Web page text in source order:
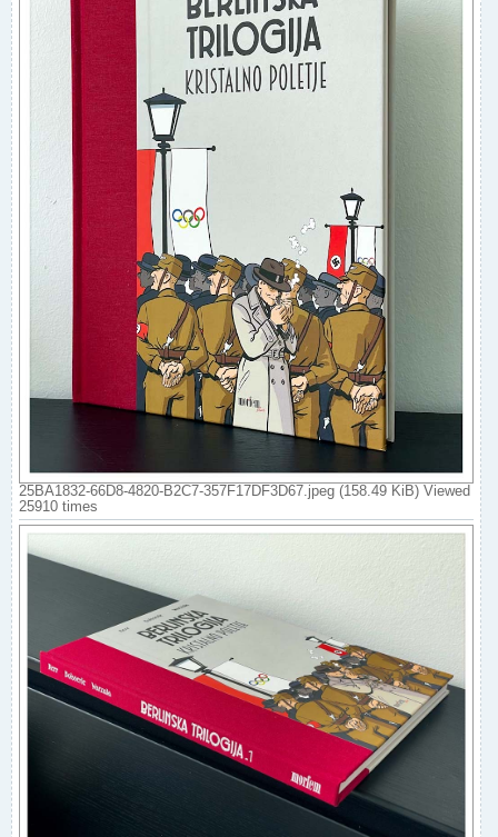
25BA1832-66D8-4820-B2C7-357F17DF3D67.jpeg (158.49 KiB) Viewed
25910 times